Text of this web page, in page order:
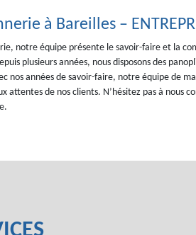
à Bareilles –
notre équipe présente le savoir-faire et la
plusieurs années, nous disposons des
nos années de savoir-faire, notre équipe de
de nos clients. N’hésitez pas à nous